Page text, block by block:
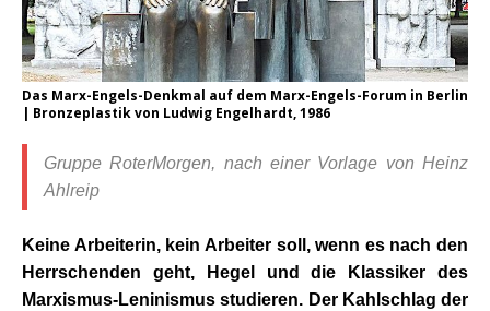
Das Marx-Engels-Denkmal auf dem Marx-Engels-Forum in Berlin
| Bronzeplastik von Ludwig Engelhardt, 1986
Gruppe RoterMorgen, nach einer Vorlage von Heinz
Ahlreip
Keine Arbeiterin, kein Arbeiter soll, wenn es nach den
Herrschenden geht, Hegel und die Klassiker des
Marxismus-Leninismus studieren. Der Kahlschlag der